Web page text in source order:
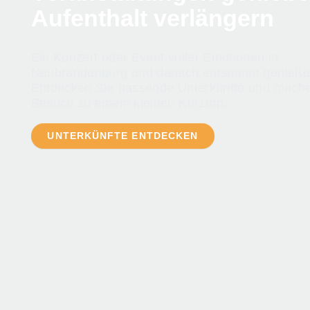
UNTERKÜNFTE ENTDECKEN